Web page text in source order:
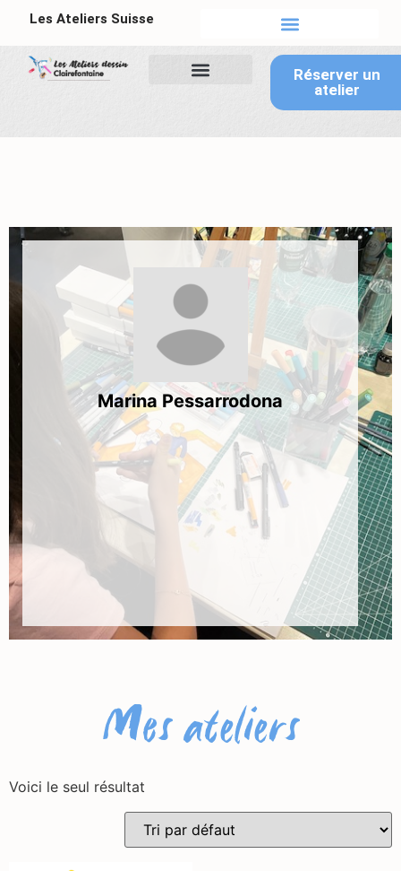
Les Ateliers Suisse
Réserver un
atelier
Marina Pessarrodona
Mes ateliers
Voici le seul résultat